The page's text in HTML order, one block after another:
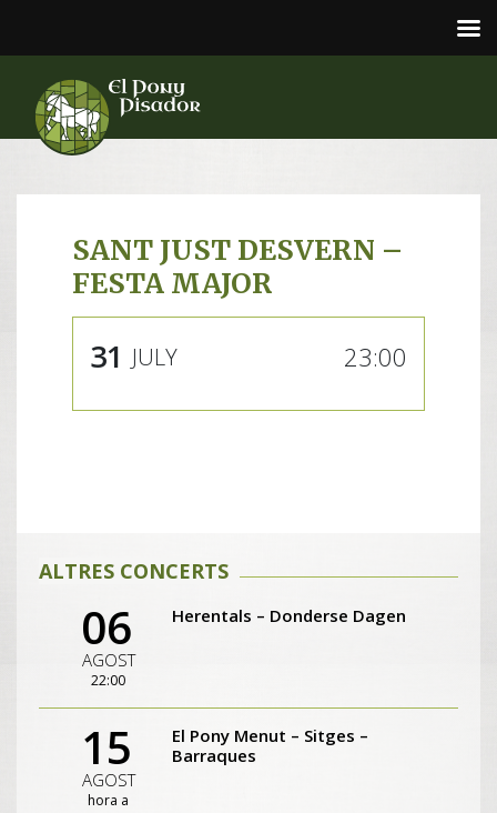
SANT JUST DESVERN –
FESTA MAJOR
31 JULY 23:00
ALTRES CONCERTS
06
AGOST
22:00
Herentals – Donderse Dagen
15
AGOST
hora a
El Pony Menut – Sitges –
Barraques